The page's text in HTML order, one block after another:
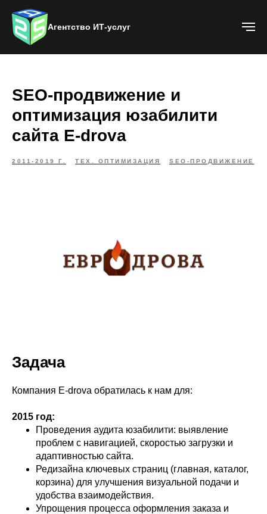
Агентство ИТ-услуг
SEO-продвижение и
оптимизация юзабилити
сайта E-drova
2011-2019 Г. ТЕХ. ОПТИМИЗАЦИЯ SEO-ПРОДВИЖЕНИЕ
Задача
Компания E-drova обратилась к нам для:
2015 год:
Проведения аудита юзабилити: выявление
проблем с навигацией, скоростью загрузки и
адаптивностью сайта.
Редизайна ключевых страниц (главная, каталог,
корзина) для улучшения визуальной подачи и
удобства взаимодействия.
Упрощения процесса оформления заказа и